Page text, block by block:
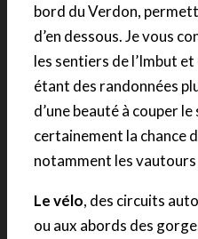
bord du Verdon,
d’en dessous. Je vous
les sentiers de l’Imbut
étant des randonnées
d’une beauté à couper
certainement la chance
notamment les
Le vélo, des circuits
ou aux abords des